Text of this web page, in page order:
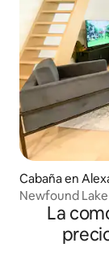
Cabaña en
Newfound Lake
mucho más!
La